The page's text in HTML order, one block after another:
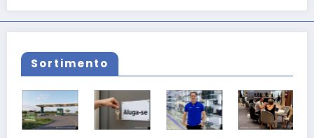
Sortimento